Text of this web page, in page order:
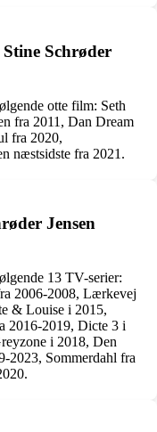
Schrøder
otte film: Seth
fra 2011, Dan Dream
fra 2020,
næstsidste fra 2021.
Jensen
13 TV-serier:
2006-2008, Lærkevej
& Louise i 2015,
2016-2019, Dicte 3 i
i 2018, Den
2023, Sommerdahl fra